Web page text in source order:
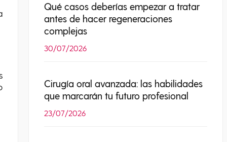
Qué casos deberías empezar a tratar
antes de hacer regeneraciones
complejas
30/07/2026
Cirugía oral avanzada: las habilidades
que marcarán tu futuro profesional
23/07/2026